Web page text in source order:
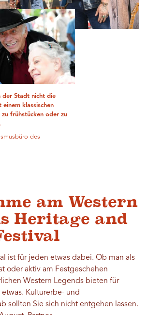
der Stadt nicht die
einem klassischen
frühstücken oder zu
des
am Western
Heritage and
ist für jeden etwas dabei. Ob man als
oder aktiv am Festgeschehen
Western Legends bieten für
Kulturerbe- und
sollten Sie sich nicht entgehen lassen.